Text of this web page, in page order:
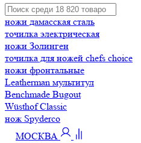
ножи дамасская сталь
точилка электрическая
ножи Золинген
точилка для ножей chefs choice
ножи фронтальные
Leatherman мультитул
Benchmade Bugout
Wüsthof Classic
нож Spyderco
МОСКВА